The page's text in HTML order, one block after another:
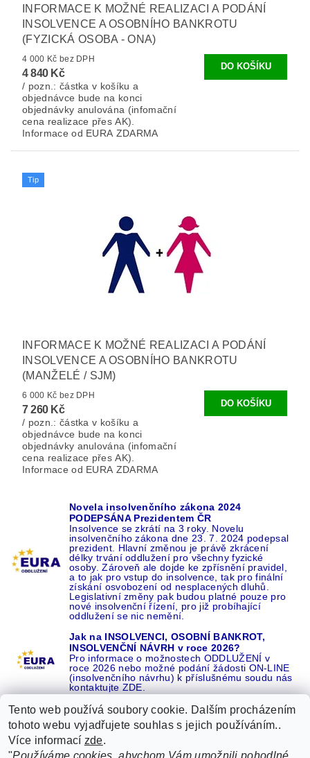
INFORMACE K MOŽNÉ REALIZACI A PODÁNÍ
INSOLVENCE A OSOBNÍHO BANKROTU
(FYZICKÁ OSOBA - ONA)
4 000 Kč bez DPH
4 840 Kč
/ pozn.: částka v košíku a
objednávce bude na konci
objednávky anulována (infomační
cena realizace přes AK).
Informace od EURA ZDARMA
Tip
INFORMACE K MOŽNÉ REALIZACI A PODÁNÍ
INSOLVENCE A OSOBNÍHO BANKROTU
(MANŽELÉ / SJM)
6 000 Kč bez DPH
7 260 Kč
/ pozn.: částka v košíku a
objednávce bude na konci
objednávky anulována (infomační
cena realizace přes AK).
Informace od EURA ZDARMA
Novela insolvenčního zákona 2024
PODEPSÁNA Prezidentem ČR
Insolvence se zkrátí na 3 roky. Novelu
insolvenčního zákona dne 23. 7. 2024 podepsal
prezident. Hlavní změnou je právě zkrácení
délky trvání oddlužení pro všechny fyzické
osoby. Zároveň ale dojde ke zpřísnění pravidel,
a to jak pro vstup do insolvence, tak pro finální
získání osvobození od nesplacených dluhů.
Legislativní změny pak budou platné pouze pro
nové insolvenční řízení, pro již probíhající
oddlužení se nic nemění.
Jak na INSOLVENCI, OSOBNÍ BANKROT,
INSOLVENČNÍ NÁVRH v roce 2026?
Pro informace o možnostech ODDLUŽENÍ v
roce 2026 nebo možné podání žádosti ON-LINE
(insolvenčního návrhu) k příslušnému soudu nás
kontaktujte ZDE.
Recenze o NÁS na GOOGLE 16 let REFERENCÍ v celé ČR |
Tento web používá soubory cookie. Dalším procházením
tohoto webu vyjadřujete souhlas s jejich používáním..
Více informací zde.
"Používáme cookies, abychom Vám umožnili pohodlné